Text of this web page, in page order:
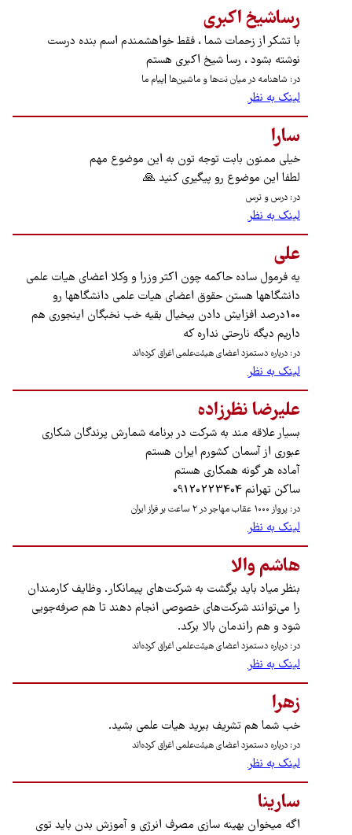
رساشیخ اکبری
با تشکر از زحمات شما ، فقط خواهشمندم اسم بنده درست
نوشته بشود ، رسا شیخ اکبری هستم
در: شاهنامه در میان نت‌ها و ماشین‌ها |پیام ما
لینک به نظر
سارا
خیلی ممنون بابت توجه تون به این موضوع مهم
لطفا این موضوع رو پیگیری کنید 🙏
در: درس و ترس
لینک به نظر
علی
یه فرمول ساده حاکمه چون اکثر وزرا و وکلا اعضای هیات علمی
دانشگاهها هستن حقوق اعضای هیات علمی دانشگاهها رو
100درصد افزایش دادن بیخیال بقیه خب نخبگان اینجوری هم
داریم دیگه نارحتی نداره که
در: درباره دستمزد اعضای هیئت‌علمی اغراق کرده‌اند
لینک به نظر
علیرضا نظرزاده
بسیار علاقه مند به شرکت در برنامه شمارش پرندگان شکاری
عبوری از آسمان کشورم ایران هستم
آماده هر گونه همکاری هستم
ساکن تهرانم 09120223404
در: پرواز ۱۰۰۰ عقاب مهاجر در ۲ ساعت بر فراز ایران
لینک به نظر
هاشم والا
بنظر میاد باید برگشت به شرکت‌های پیمانکار. وظایف کارمندان
را می‌توانند شرکت‌های خصوصی انجام دهند تا هم صرفه‌جویی
شود و هم راندمان بالا برکد.
در: درباره دستمزد اعضای هیئت‌علمی اغراق کرده‌اند
لینک به نظر
زهرا
خب شما هم تشریف ببرید هیات علمی بشید.
در: درباره دستمزد اعضای هیئت‌علمی اغراق کرده‌اند
لینک به نظر
سارینا
اگه میخوان بهینه سازی مصرف انرژی و آموزش بدن باید توی